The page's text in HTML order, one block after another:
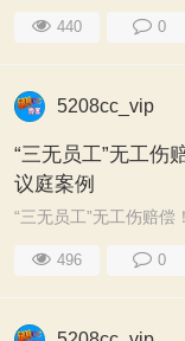
440 0
5208cc_vip
“三无员工”无工伤
议庭案例
496 0